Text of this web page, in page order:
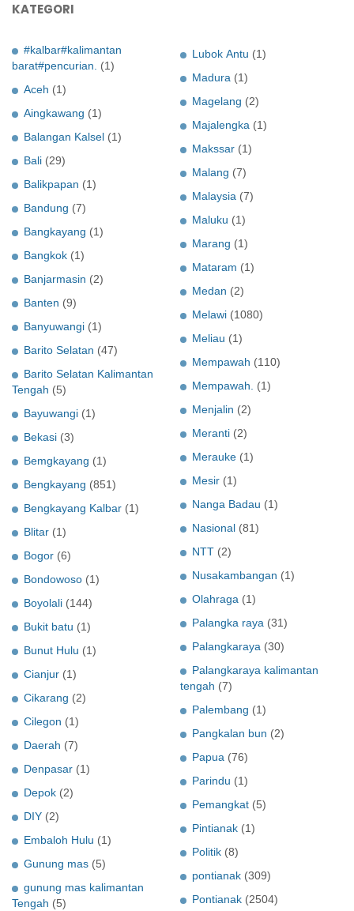
KATEGORI
#kalbar#kalimantan
barat#pencurian. (1)
Aceh (1)
Aingkawang (1)
Balangan Kalsel (1)
Bali (29)
Balikpapan (1)
Bandung (7)
Bangkayang (1)
Bangkok (1)
Banjarmasin (2)
Banten (9)
Banyuwangi (1)
Barito Selatan (47)
Barito Selatan Kalimantan
Tengah (5)
Bayuwangi (1)
Bekasi (3)
Bemgkayang (1)
Bengkayang (851)
Bengkayang Kalbar (1)
Blitar (1)
Bogor (6)
Bondowoso (1)
Boyolali (144)
Bukit batu (1)
Bunut Hulu (1)
Cianjur (1)
Cikarang (2)
Cilegon (1)
Daerah (7)
Denpasar (1)
Depok (2)
DIY (2)
Embaloh Hulu (1)
Gunung mas (5)
gunung mas kalimantan
Tengah (5)
Lubok Antu (1)
Madura (1)
Magelang (2)
Majalengka (1)
Makssar (1)
Malang (7)
Malaysia (7)
Maluku (1)
Marang (1)
Mataram (1)
Medan (2)
Melawi (1080)
Meliau (1)
Mempawah (110)
Mempawah. (1)
Menjalin (2)
Meranti (2)
Merauke (1)
Mesir (1)
Nanga Badau (1)
Nasional (81)
NTT (2)
Nusakambangan (1)
Olahraga (1)
Palangka raya (31)
Palangkaraya (30)
Palangkaraya kalimantan
tengah (7)
Palembang (1)
Pangkalan bun (2)
Papua (76)
Parindu (1)
Pemangkat (5)
Pintianak (1)
Politik (8)
pontianak (309)
Pontianak (2504)